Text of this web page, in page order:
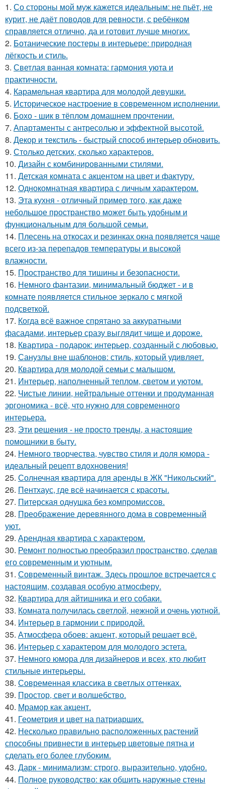
1. Со стороны мой муж кажется идеальным: не пьёт, не
курит, не даёт поводов для ревности, с ребёнком
справляется отлично, да и готовит лучше многих.
2. Ботанические постеры в интерьере: природная
лёгкость и стиль.
3. Светлая ванная комната: гармония уюта и
практичности.
4. Карамельная квартира для молодой девушки.
5. Историческое настроение в современном исполнении.
6. Бохо - шик в тёплом домашнем прочтении.
7. Апартаменты с антресолью и эффектной высотой.
8. Декор и текстиль - быстрый способ интерьер обновить.
9. Столько детских, сколько характеров.
10. Дизайн с комбинированными стилями.
11. Детская комната с акцентом на цвет и фактуру.
12. Однокомнатная квартира с личным характером.
13. Эта кухня - отличный пример того, как даже
небольшое пространство может быть удобным и
функциональным для большой семьи.
14. Плесень на откосах и резинках окна появляется чаще
всего из-за перепадов температуры и высокой
влажности.
15. Пространство для тишины и безопасности.
16. Немного фантазии, минимальный бюджет - и в
комнате появляется стильное зеркало с мягкой
подсветкой.
17. Когда всё важное спрятано за аккуратными
фасадами, интерьер сразу выглядит чище и дороже.
18. Квартира - подарок: интерьер, созданный с любовью.
19. Санузлы вне шаблонов: стиль, который удивляет.
20. Квартира для молодой семьи с малышом.
21. Интерьер, наполненный теплом, светом и уютом.
22. Чистые линии, нейтральные оттенки и продуманная
эргономика - всё, что нужно для современного
интерьера.
23. Эти решения - не просто тренды, а настоящие
помощники в быту.
24. Немного творчества, чувство стиля и доля юмора -
идеальный рецепт вдохновения!
25. Солнечная квартира для аренды в ЖК "Никольский".
26. Пентхаус, где всё начинается с красоты.
27. Питерская однушка без компромиссов.
28. Преображение деревянного дома в современный
уют.
29. Арендная квартира с характером.
30. Ремонт полностью преобразил пространство, сделав
его современным и уютным.
31. Современный винтаж. Здесь прошлое встречается с
настоящим, создавая особую атмосферу.
32. Квартира для айтишника и его собаки.
33. Комната получилась светлой, нежной и очень уютной.
34. Интерьер в гармонии с природой.
35. Атмосфера обоев: акцент, который решает всё.
36. Интерьер с характером для молодого эстета.
37. Немного юмора для дизайнеров и всех, кто любит
стильные интерьеры.
38. Современная классика в светлых оттенках.
39. Простор, свет и волшебство.
40. Мрамор как акцент.
41. Геометрия и цвет на патриарших.
42. Несколько правильно расположенных растений
способны привнести в интерьер цветовые пятна и
сделать его более глубоким.
43. Дарк - минимализм: строго, выразительно, удобно.
44. Полное руководство: как обшить наружные стены